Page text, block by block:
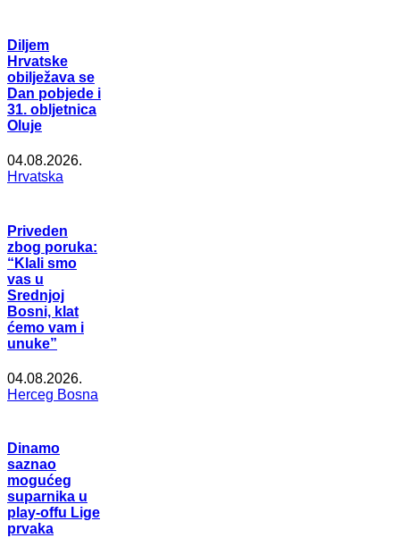
Diljem
Hrvatske
obilježava se
Dan pobjede i
31. obljetnica
Oluje
04.08.2026.
Hrvatska
Priveden
zbog poruka:
“Klali smo
vas u
Srednjoj
Bosni, klat
ćemo vam i
unuke”
04.08.2026.
Herceg Bosna
Dinamo
saznao
mogućeg
suparnika u
play-offu Lige
prvaka